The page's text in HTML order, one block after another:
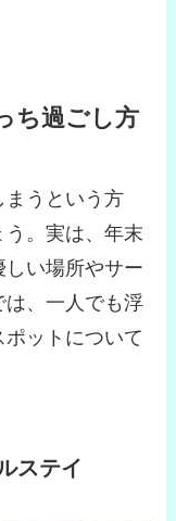
ち過ごし方
まうという方
。実は、年末
い場所やサー
は、一人でも浮
ットについて
ステイ